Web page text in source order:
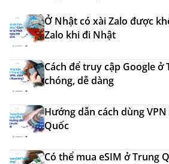
Ở Nhật có xài Zalo được
Zalo khi đi Nhật
Cách để truy cập Google ở
chóng, dễ dàng
Hướng dẫn cách dùng
Quốc
Có thể mua eSIM ở Trung